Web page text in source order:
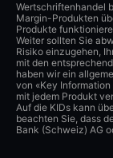
Wertschriftenhandel
Margin-Produkten
Produkte
Weiter sollten Sie
Risiko einzugehen,
mit den
haben wir ein
von «Key
mit jedem Produkt
Auf die KIDs kann
beachten Sie, dass
Bank (Schweiz) AG